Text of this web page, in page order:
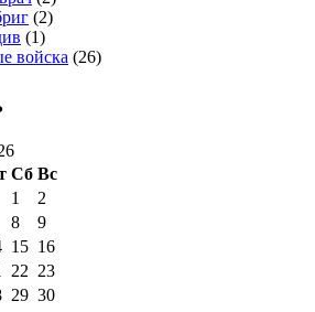
(2)
(1)
войска (26)
Сб Вс
1
2
8
9
15 16
22 23
29 30